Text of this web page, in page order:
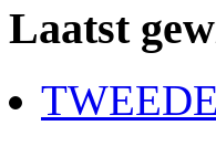
Laatst